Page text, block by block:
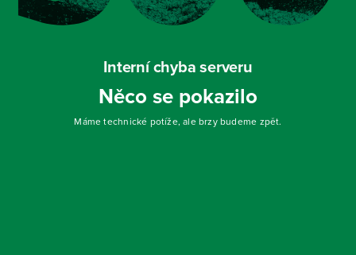
Interní chyba serveru
Něco se pokazilo
Máme technické potíže, ale brzy budeme zpět.